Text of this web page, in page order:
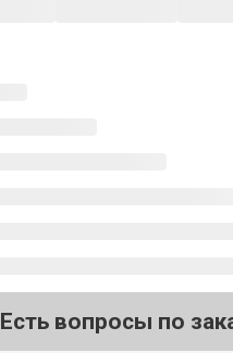
Есть вопросы по